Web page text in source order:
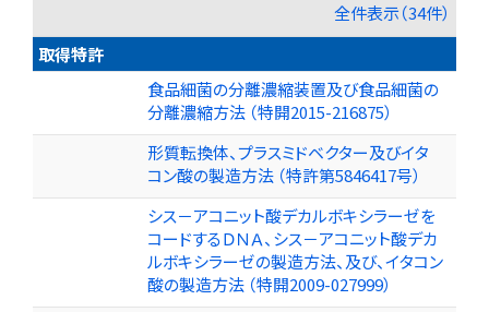
全件表示（34件）
取得特許
食品細菌の分離濃縮装置及び食品細菌の
分離濃縮方法 （特開2015-216875）
形質転換体、プラスミドベクター及びイタ
コン酸の製造方法 （特許第5846417号）
シス－アコニット酸デカルボキシラーゼを
コードするＤＮＡ、シス－アコニット酸デカ
ルボキシラーゼの製造方法、及び、イタコン
酸の製造方法 （特開2009-027999）